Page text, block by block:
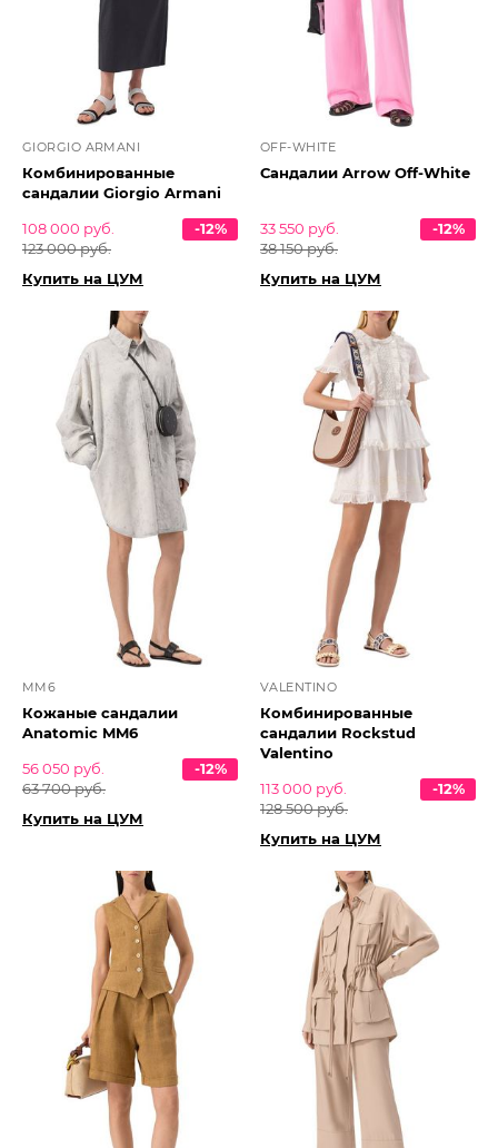
GIORGIO ARMANI
Комбинированные
сандалии Giorgio Armani
108 000 руб.
123 000 руб.
-12%
Купить на ЦУМ
OFF-WHITE
Сандалии Arrow Off-White
33 550 руб.
38 150 руб.
-12%
Купить на ЦУМ
MM6
Кожаные сандалии
Anatomic MM6
56 050 руб.
63 700 руб.
-12%
Купить на ЦУМ
VALENTINO
Комбинированные
сандалии Rockstud
Valentino
113 000 руб.
128 500 руб.
-12%
Купить на ЦУМ